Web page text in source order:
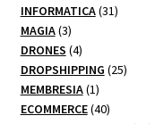
productos
INFORMATICA 3131
MAGIA 33
productos
DRONES 44
productos
DROPSHIPPING 2525
MEMBRESIA 11
producto
ECOMMERCE 4040